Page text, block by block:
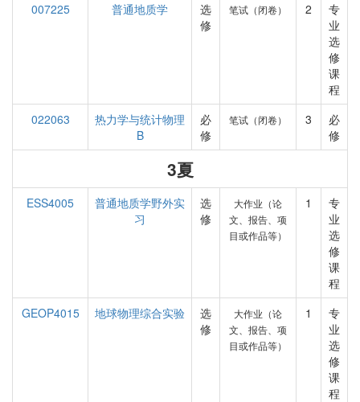
007225
普通地质学
选
修
笔试（闭卷） 2
专
业
选
修
课
程
022063
热力学与统计物理
B
必
修
笔试（闭卷） 3
必
修
3夏
ESS4005
普通地质学野外实
习
选
修
大作业（论
文、报告、项
目或作品等）
1
专
业
选
修
课
程
GEOP4015
地球物理综合实验
选
修
大作业（论
文、报告、项
目或作品等）
1
专
业
选
修
课
程